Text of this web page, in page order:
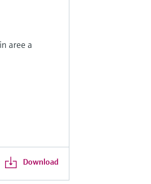
aree a
Download